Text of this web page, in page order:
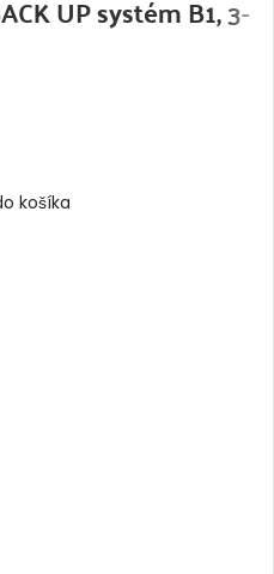
UP systém B1, 3-
košíka